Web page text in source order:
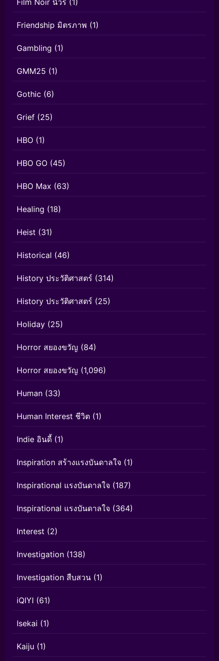
Friendship มิตรภาพ (1)
Gambling (1)
GMM25 (1)
Gothic (6)
Grief (25)
HBO (1)
HBO GO (45)
HBO Max (63)
Healing (18)
Heist (31)
Historical (46)
History ประวัติศาสตร์ (314)
History ประวัติศาสตร์ (25)
Holiday (25)
Horror สยองขวัญ (84)
Horror สยองขวัญ (1,096)
Human (33)
Human Interest ชีวิต (1)
Indie อินดี้ (1)
Inspiration สร้างแรงบันดาลใจ (1)
Inspirational แรงบันดาลใจ (187)
Inspirational แรงบันดาลใจ (364)
Interest (2)
Investigation (138)
Investigation สืบสวน (1)
iQIYI (61)
Isekai (1)
Kaiju (1)